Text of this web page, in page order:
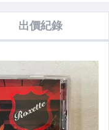
出價紀錄